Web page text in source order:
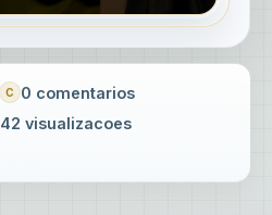
0 comentarios
42 visualizacoes